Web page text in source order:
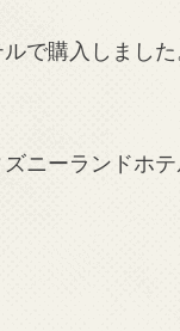
で購入しまし
ニーランドホ